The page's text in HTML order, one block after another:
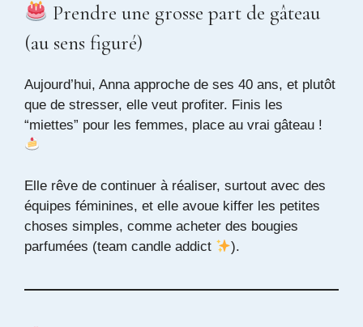
Prendre une grosse part de gâteau
(au sens figuré)
Aujourd’hui, Anna approche de ses 40 ans, et plutôt
que de stresser, elle veut profiter. Finis les
“miettes” pour les femmes, place au vrai gâteau !
Elle rêve de continuer à réaliser, surtout avec des
équipes féminines, et elle avoue kiffer les petites
choses simples, comme acheter des bougies
parfumées (team candle addict
).